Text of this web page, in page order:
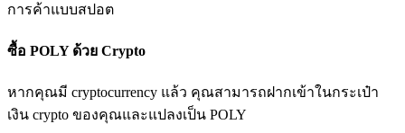
การค้าแบบสปอต
ซื้อ POLY ด้วย Crypto
หากคุณมี cryptocurrency แล้ว คุณสามารถฝากเข้าในกระเป๋า
เงิน crypto ของคุณและแปลงเป็น POLY